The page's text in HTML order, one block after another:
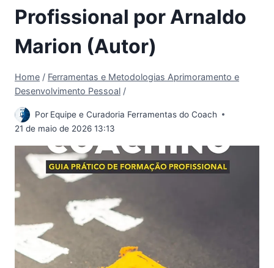
Profissional por Arnaldo
Marion (Autor)
Home / Ferramentas e Metodologias Aprimoramento e
Desenvolvimento Pessoal /
Por Equipe e Curadoria Ferramentas do Coach
21 de maio de 2026 13:13